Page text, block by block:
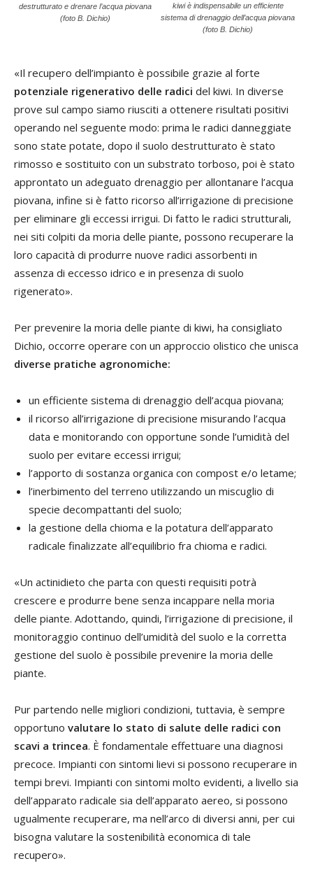
destrutturato e drenare l’acqua piovana
(foto B. Dichio)
kiwi è indispensabile un efficiente
sistema di drenaggio dell’acqua piovana
(foto B. Dichio)
«Il recupero dell’impianto è possibile grazie al forte
potenziale rigenerativo delle radici del kiwi. In diverse
prove sul campo siamo riusciti a ottenere risultati positivi
operando nel seguente modo: prima le radici danneggiate
sono state potate, dopo il suolo destrutturato è stato
rimosso e sostituito con un substrato torboso, poi è stato
approntato un adeguato drenaggio per allontanare l’acqua
piovana, infine si è fatto ricorso all’irrigazione di precisione
per eliminare gli eccessi irrigui. Di fatto le radici strutturali,
nei siti colpiti da moria delle piante, possono recuperare la
loro capacità di produrre nuove radici assorbenti in
assenza di eccesso idrico e in presenza di suolo
rigenerato».
Per prevenire la moria delle piante di kiwi, ha consigliato
Dichio, occorre operare con un approccio olistico che unisca
diverse pratiche agronomiche:
un efficiente sistema di drenaggio dell’acqua piovana;
il ricorso all’irrigazione di precisione misurando l’acqua
data e monitorando con opportune sonde l’umidità del
suolo per evitare eccessi irrigui;
l’apporto di sostanza organica con compost e/o letame;
l’inerbimento del terreno utilizzando un miscuglio di
specie decompattanti del suolo;
la gestione della chioma e la potatura dell’apparato
radicale finalizzate all’equilibrio fra chioma e radici.
«Un actinidieto che parta con questi requisiti potrà
crescere e produrre bene senza incappare nella moria
delle piante. Adottando, quindi, l’irrigazione di precisione, il
monitoraggio continuo dell’umidità del suolo e la corretta
gestione del suolo è possibile prevenire la moria delle
piante.
Pur partendo nelle migliori condizioni, tuttavia, è sempre
opportuno valutare lo stato di salute delle radici con
scavi a trincea. È fondamentale effettuare una diagnosi
precoce. Impianti con sintomi lievi si possono recuperare in
tempi brevi. Impianti con sintomi molto evidenti, a livello sia
dell’apparato radicale sia dell’apparato aereo, si possono
ugualmente recuperare, ma nell’arco di diversi anni, per cui
bisogna valutare la sostenibilità economica di tale
recupero».